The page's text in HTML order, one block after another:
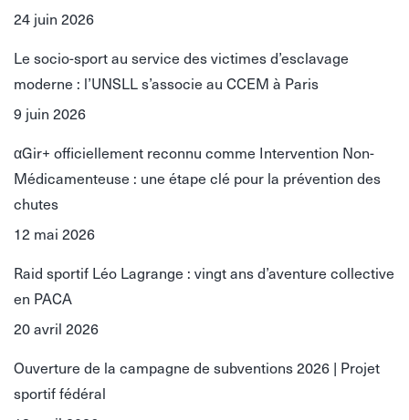
24 juin 2026
Le socio-sport au service des victimes d’esclavage
moderne : l’UNSLL s’associe au CCEM à Paris
9 juin 2026
αGir+ officiellement reconnu comme Intervention Non-
Médicamenteuse : une étape clé pour la prévention des
chutes
12 mai 2026
Raid sportif Léo Lagrange : vingt ans d’aventure collective
en PACA
20 avril 2026
Ouverture de la campagne de subventions 2026 | Projet
sportif fédéral